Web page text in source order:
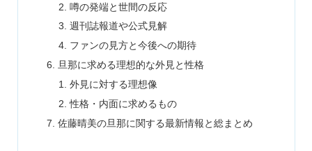
噂の発端と世間の反応
週刊誌報道や公式見解
ファンの見方と今後への期待
旦那に求める理想的な外見と性格
外見に対する理想像
性格・内面に求めるもの
佐藤晴美の旦那に関する最新情報と総まとめ